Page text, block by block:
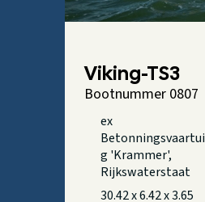
Viking-TS3
Bootnummer 0807
ex
Betonningsvaartui
g 'Krammer',
Rijkswaterstaat
30.42 x 6.42 x 3.65